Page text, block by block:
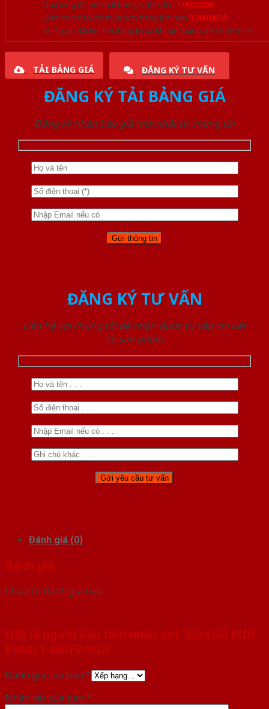
Quà tặng đồ nội thất trang trí lên đến 1.000.000đ
Giảm trực tiếp khi mua đơn hàng lớn hơn 3.000.000đ
Nhiều ưu đãi lớn khi đăng ký tài khoản thành viên thân thiết
TẢI BẢNG GIÁ ĐĂNG KÝ TƯ VẤN
ĐĂNG KÝ TẢI BẢNG GIÁ
Đăng ký nhận báo giá mới nhất từ chúng tôi
ĐĂNG KÝ TƯ VẤN
Liên hệ với chúng tôi để nhận được tư vấn chi tiết
về sản phẩm
Đánh giá (0)
Đánh giá
Chưa có đánh giá nào.
Hãy là người đầu tiên nhận xét “Cửa Gỗ MDF
P1R3L1-MDFV-SGD”
Đánh giá của bạn *
Nhận xét của bạn *